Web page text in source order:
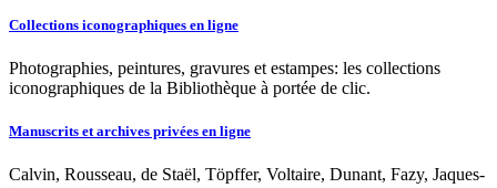
Collections iconographiques en ligne
Photographies, peintures, gravures et estampes: les collections
iconographiques de la Bibliothèque à portée de clic.
Manuscrits et archives privées en ligne
Calvin, Rousseau, de Staël, Töpffer, Voltaire, Dunant, Fazy, Jaques-